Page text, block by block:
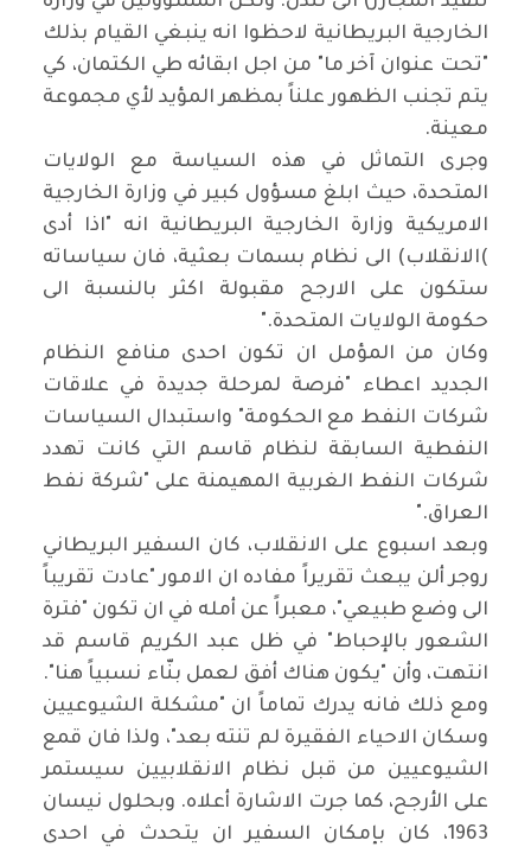
الخارجية البريطانية لاحظوا انه ينبغي القيام بذلك
"تحت عنوان آخر ما" من اجل ابقائه طي الكتمان، كي
يتم تجنب الظهور علناً بمظهر المؤيد لأي مجموعة
معينة.
وجرى التماثل في هذه السياسة مع الولايات
المتحدة، حيث ابلغ مسؤول كبير في وزارة الخارجية
الامريكية وزارة الخارجية البريطانية انه "اذا أدى
(الانقلاب) الى نظام بسمات بعثية، فان سياساته
ستكون على الارجح مقبولة اكثر بالنسبة الى
حكومة الولايات المتحدة".
وكان من المؤمل ان تكون احدى منافع النظام
الجديد اعطاء "فرصة لمرحلة جديدة في علاقات
شركات النفط مع الحكومة" واستبدال السياسات
النفطية السابقة لنظام قاسم التي كانت تهدد
شركات النفط الغربية المهيمنة على "شركة نفط
العراق".
وبعد اسبوع على الانقلاب، كان السفير البريطاني
روجر ألن يبعث تقريراً مفاده ان الامور "عادت تقريباً
الى وضع طبيعي"، معبراً عن أمله في ان تكون "فترة
الشعور بالإحباط" في ظل عبد الكريم قاسم قد
انتهت، وأن "يكون هناك أفق لعمل بنّاء نسبياً هنا".
ومع ذلك فانه يدرك تماماً ان "مشكلة الشيوعيين
وسكان الاحياء الفقيرة لم تنته بعد"، ولذا فان قمع
الشيوعيين من قبل نظام الانقلابيين سيستمر
على الأرجح، كما جرت الاشارة أعلاه. وبحلول نيسان
1963، كان بإمكان السفير ان يتحدث في احدى